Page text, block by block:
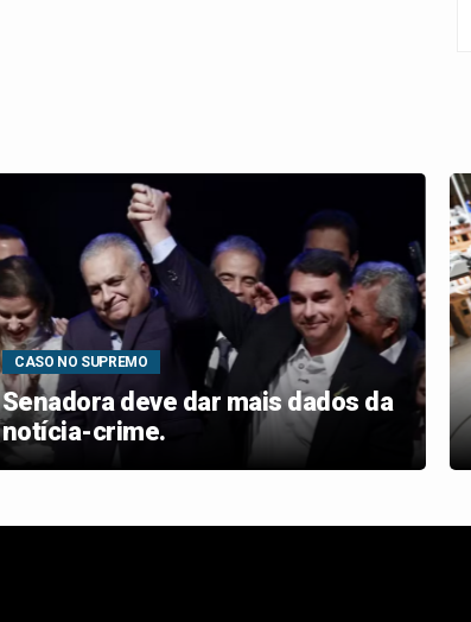
CASO NO SUPREMO
Senadora deve dar mais dados da
notícia-crime.